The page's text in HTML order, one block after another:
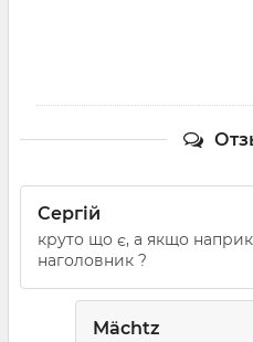
Сергій
круто що є, а якщо
наголовник ?
Mächtz